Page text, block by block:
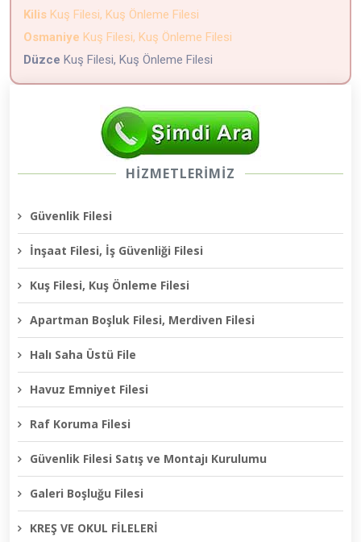
Kilis Kuş Filesi, Kuş Önleme Filesi
Osmaniye Kuş Filesi, Kuş Önleme Filesi
Düzce Kuş Filesi, Kuş Önleme Filesi
HİZMETLERİMİZ
Güvenlik Filesi
İnşaat Filesi, İş Güvenliği Filesi
Kuş Filesi, Kuş Önleme Filesi
Apartman Boşluk Filesi, Merdiven Filesi
Halı Saha Üstü File
Havuz Emniyet Filesi
Raf Koruma Filesi
Güvenlik Filesi Satış ve Montajı Kurulumu
Galeri Boşluğu Filesi
KREŞ VE OKUL FİLELERİ